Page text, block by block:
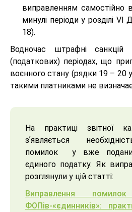
виправленням самостійно
минулі періоди у розділі
18).
Водночас штрафні
(податкових) періодах, що
воєнного стану (рядки 19 – 20 у
такими платниками не
На практиці звітної
зʼявляється
помилок у вже
єдиного податку. Як
розглянули у цій статті:
Виправлення
ФОПів-«єдинників»: